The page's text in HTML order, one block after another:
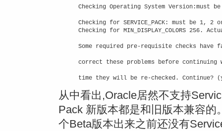
Checking Operating System Version:must
Checking for SERVICE_PACK: must be 1,
Checking for MIN_DISPLAY_COLORS 256.
Some required pre-requisite checks have
correct these problems before
time they will be re-checked. Continue?
从中看出,Oracle居然不支持
Pack 新版本都是和旧版本兼容
个Beta版本出来之前还没有